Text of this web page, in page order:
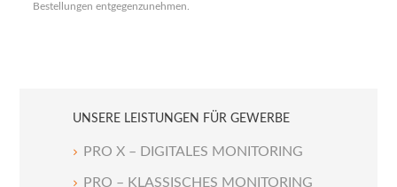
Bestellungen entgegenzunehmen.
UNSERE LEISTUNGEN FÜR GEWERBE
PRO X – DIGITALES MONITORING
PRO – KLASSISCHES MONITORING